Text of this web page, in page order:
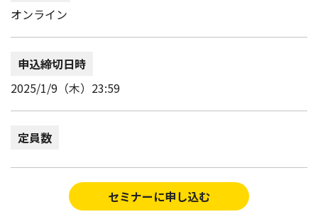
オンライン
申込締切日時
2025/1/9（木）23:59
定員数
セミナーに申し込む